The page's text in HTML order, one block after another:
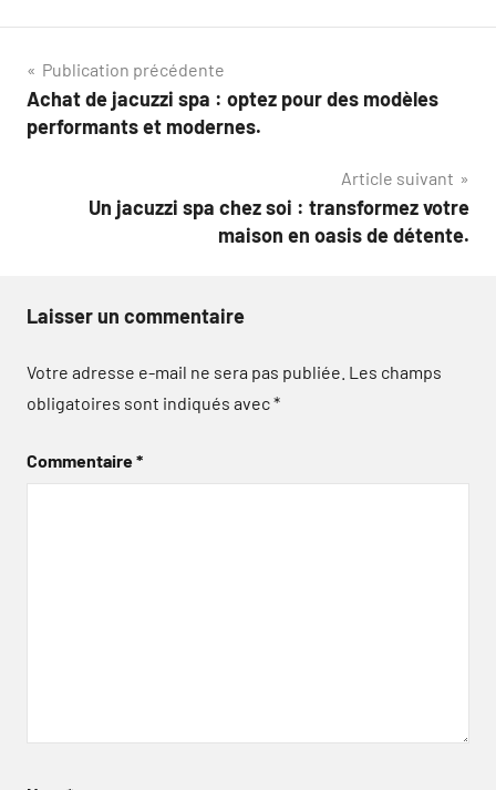
Navigation
de
Publication précédente
Achat de jacuzzi spa : optez pour des modèles
performants et modernes.
Article suivant
Un jacuzzi spa chez soi : transformez votre
maison en oasis de détente.
Laisser un commentaire
Votre adresse e-mail ne sera pas publiée. Les champs
obligatoires sont indiqués avec*
Commentaire*